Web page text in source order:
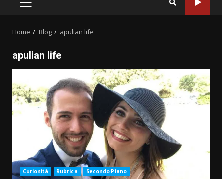
PRIMARY
Home Blog apulian life
apulian life
Curiosità Rubrica Secondo Piano